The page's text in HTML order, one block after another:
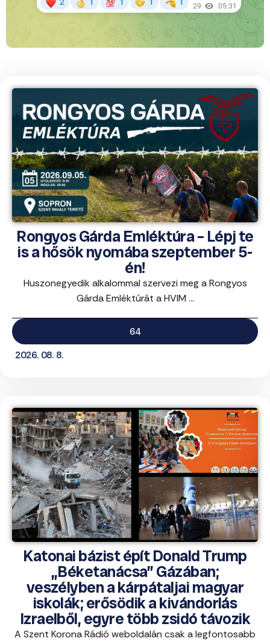
Rongyos Gárda Emléktúra – Lépj te
is a hősök nyomába szeptember 5-
én!
Huszonegyedik alkalommal szervezi meg a Rongyos
Gárda Emléktúrát a HVIM ...
64
2026. 08. 8.
Katonai bázist épít Donald Trump
„Béketanácsa” Gázában;
veszélyben a kárpátaljai magyar
iskolák; erősödik a kivándorlás
Izraelből, egyre több zsidó távozik
A Szent Korona Rádió weboldalán csak a legfontosabb